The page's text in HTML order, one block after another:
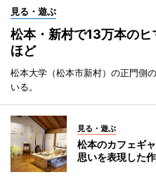
見る・遊ぶ
松本・新村で13万本の
ほど
松本大学（松本市新村）の正門側
いる。
見る・遊ぶ
松本のカフェギ
思いを表現した